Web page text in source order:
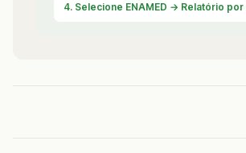
4. Selecione ENAMED → Relatório